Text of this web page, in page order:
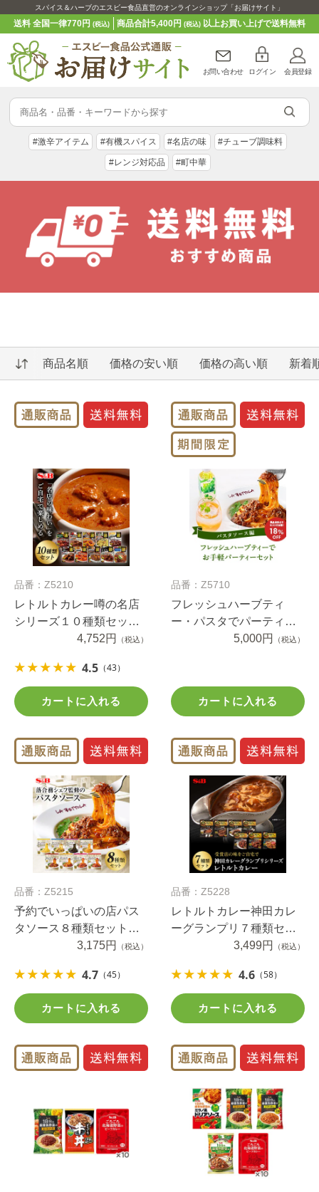
スパイス＆ハーブのエスビー食品直営のオンラインショップ「お届けサイト」
送料 全国一律770円(税込) 商品合計5,400円 (税込)以上お買い上げで送料無料
お問い合わせ ログイン 会員登録
#激辛アイテム #有機スパイス #名店の味 #チューブ調味料
#レンジ対応品 #町中華
商品名順 価格の安い順 価格の高い順 新着
品番：Z5210
レトルトカレー噂の名店
シリーズ１０種類セッ
ト 送料無料（当社負
4,752円 （税込）
4.5 （43）
カートに入れる
品番：Z5710
フレッシュハーブティ
ー・パスタでパーティー
5,000円 （税込）
カートに入れる
品番：Z5215
予約でいっぱいの店パス
タソース８種類セット
送料無料（当社負担）
3,175円 （税込）
4.7 （45）
カートに入れる
品番：Z5228
レトルトカレー神田カレ
ーグランプリ７種類セッ
ト送料無料（当社負担）
3,499円 （税込）
4.6 （58）
カートに入れる